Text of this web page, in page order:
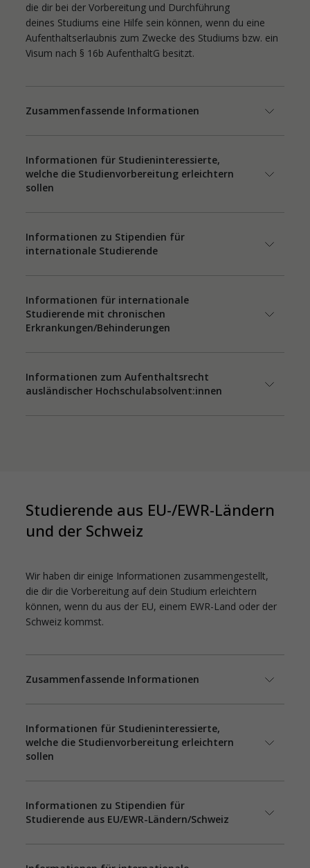
die dir bei der Vorbereitung und Durchführung
deines Studiums eine Hilfe sein können, wenn du eine
Aufenthaltserlaubnis zum Zwecke des Studiums bzw. ein
Visum nach § 16b AufenthaltG besitzt.
Zusammenfassende Informationen
Informationen für Studieninteressierte,
welche die Studienvorbereitung erleichtern
sollen
Informationen zu Stipendien für
internationale Studierende
Informationen für internationale
Studierende mit chronischen
Erkrankungen/Behinderungen
Informationen zum Aufenthaltsrecht
ausländischer Hochschulabsolvent:innen
Studierende aus EU-/EWR-Ländern
und der Schweiz
Wir haben dir einige Informationen zusammengestellt,
die dir die Vorbereitung auf dein Studium erleichtern
können, wenn du aus der EU, einem EWR-Land oder der
Schweiz kommst.
Zusammenfassende Informationen
Informationen für Studieninteressierte,
welche die Studienvorbereitung erleichtern
sollen
Informationen zu Stipendien für
Studierende aus EU/EWR-Ländern/Schweiz